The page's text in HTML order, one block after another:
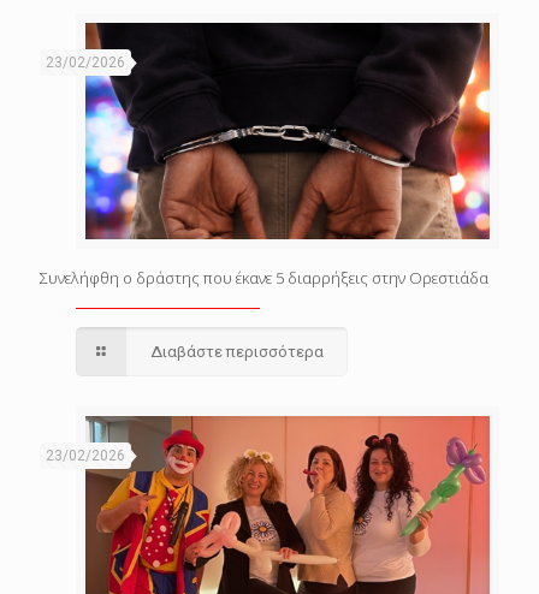
23/02/2026
Συνελήφθη ο δράστης που έκανε 5 διαρρήξεις στην Ορεστιάδα
Διαβάστε περισσότερα
23/02/2026